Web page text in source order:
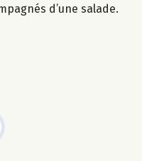
d’une salade.